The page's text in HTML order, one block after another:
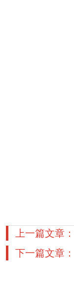
上一篇文章：
下一篇文章：